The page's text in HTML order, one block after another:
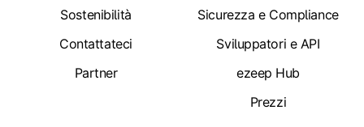
Sostenibilità
Contattateci
Partner
Sicurezza e Compliance
Sviluppatori e API
ezeep Hub
Prezzi